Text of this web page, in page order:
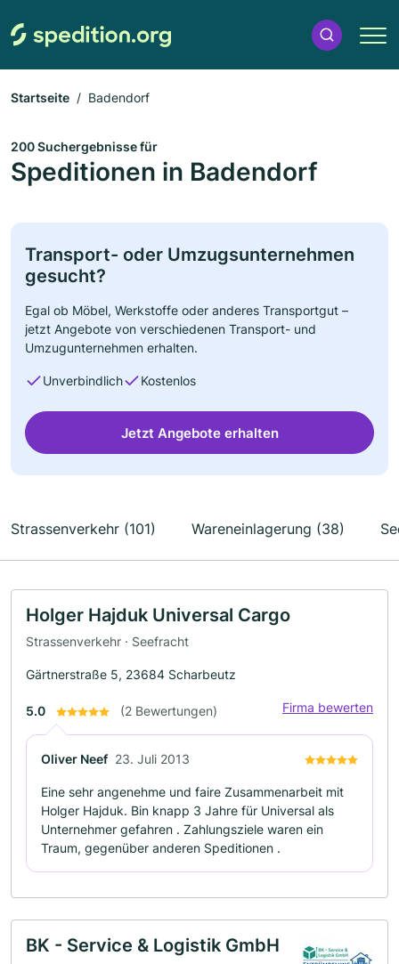
Startseite Badendorf
200 Suchergebnisse für
Speditionen in Badendorf
Transport- oder Umzugsunternehmen
gesucht?
Egal ob Möbel, Werkstoffe oder anderes Transportgut –
jetzt Angebote von verschiedenen Transport- und
Umzugunternehmen erhalten.
Unverbindlich Kostenlos
Jetzt Angebote erhalten
Strassenverkehr (101) Wareneinlagerung (38)
Holger Hajduk Universal Cargo
Strassenverkehr · Seefracht
Gärtnerstraße 5, 23684 Scharbeutz
5.0 (2 Bewertungen) Firma bewerten
Oliver Neef 23. Juli 2013
Eine sehr angenehme und faire Zusammenarbeit mit
Holger Hajduk. Bin knapp 3 Jahre für Universal als
Unternehmer gefahren . Zahlungsziele waren ein
Traum, gegenüber anderen Speditionen .
BK - Service & Logistik GmbH